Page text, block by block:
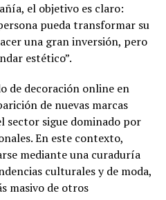
el objetivo es claro:
pueda transformar su
una gran inversión, pero
estético”.
de decoración online en
de nuevas marcas
sector sigue dominado por
En este contexto,
mediante una curaduría
culturales y de moda,
masivo de otros